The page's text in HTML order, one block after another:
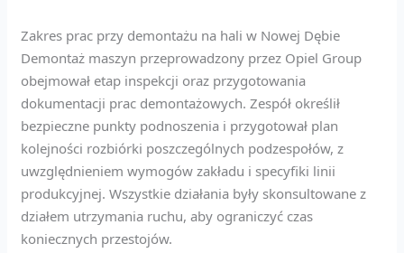
Zakres prac przy demontażu na hali w Nowej Dębie
Demontaż maszyn przeprowadzony przez Opiel Group
obejmował etap inspekcji oraz przygotowania
dokumentacji prac demontażowych. Zespół określił
bezpieczne punkty podnoszenia i przygotował plan
kolejności rozbiórki poszczególnych podzespołów, z
uwzględnieniem wymogów zakładu i specyfiki linii
produkcyjnej. Wszystkie działania były skonsultowane z
działem utrzymania ruchu, aby ograniczyć czas
koniecznych przestojów.